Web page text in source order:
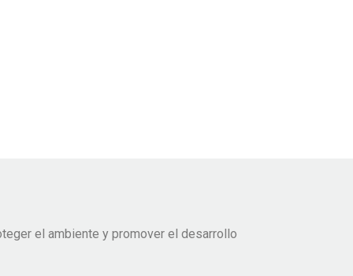
el ambiente y promover el desarrollo